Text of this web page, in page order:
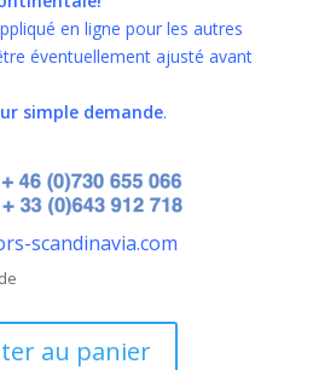
en ligne pour les autres
éventuellement ajusté avant
simple demande.
scandinavia.com
au panier